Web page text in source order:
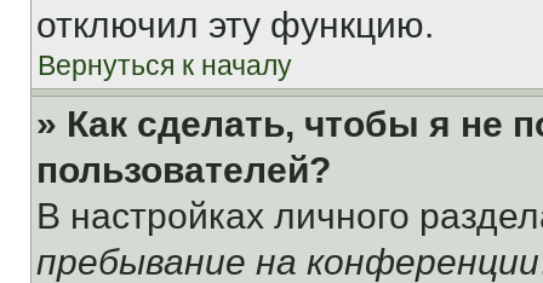
отключил эту функцию.
Вернуться к началу
» Как сделать, чтобы я не
пользователей?
В настройках личного
пребывание на конференции